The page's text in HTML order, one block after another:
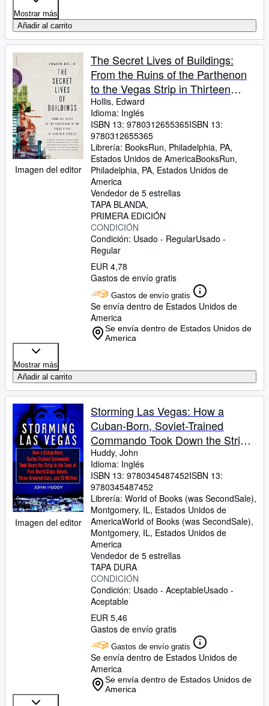
Mostrar más
Añadir al carrito
Imagen del editor
The Secret Lives of Buildings:
From the Ruins of the Parthenon
to the Vegas Strip in Thirteen
Stories
Hollis, Edward
Idioma: Inglés
ISBN 13: 9780312655365ISBN 13:
9780312655365
Librería: BooksRun, Philadelphia, PA,
Estados Unidos de AmericaBooksRun,
Philadelphia, PA, Estados Unidos de
America
Vendedor de 5 estrellas
TAPA BLANDA
PRIMERA EDICIÓN
CONDICIÓN
Condición: Usado - RegularUsado -
Regular
EUR 4,78
Gastos de envío gratis
Gastos de envío gratis
Se envía dentro de Estados Unidos de
America
Se envía dentro de Estados Unidos de
America
Mostrar más
Añadir al carrito
Imagen del editor
Storming Las Vegas: How a
Cuban-Born, Soviet-Trained
Commando Took Down the Strip
to the Tune of Five World-Class
Hotels, Three Armored Cars, and
Millions of Dollars
Huddy, John
Idioma: Inglés
ISBN 13: 9780345487452ISBN 13:
9780345487452
Librería: World of Books (was SecondSale),
Montgomery, IL, Estados Unidos de
AmericaWorld of Books (was SecondSale),
Montgomery, IL, Estados Unidos de
America
Vendedor de 5 estrellas
TAPA DURA
CONDICIÓN
Condición: Usado - AceptableUsado -
Aceptable
EUR 5,46
Gastos de envío gratis
Gastos de envío gratis
Se envía dentro de Estados Unidos de
America
Se envía dentro de Estados Unidos de
America